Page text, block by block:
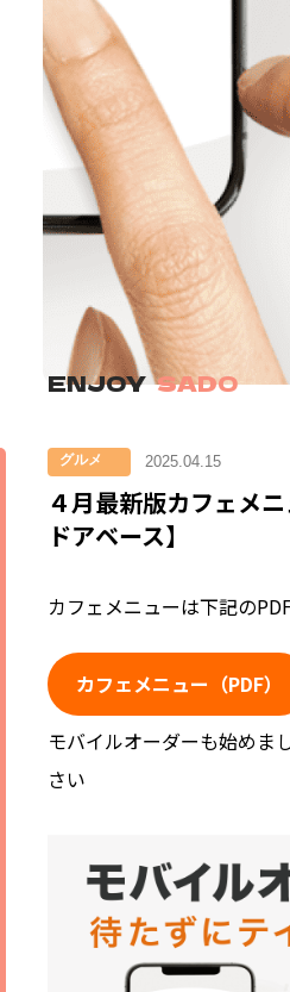
ENJOYSADO
グルメ 2025.04.15
４月最新版カフェメ
ドアベース】
カフェメニューは下記の
カフェメニュー（PDF）
モバイルオーダーも始めま
さい